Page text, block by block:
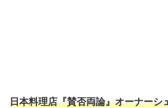
日本料理店『賛否両論』オーナーシ